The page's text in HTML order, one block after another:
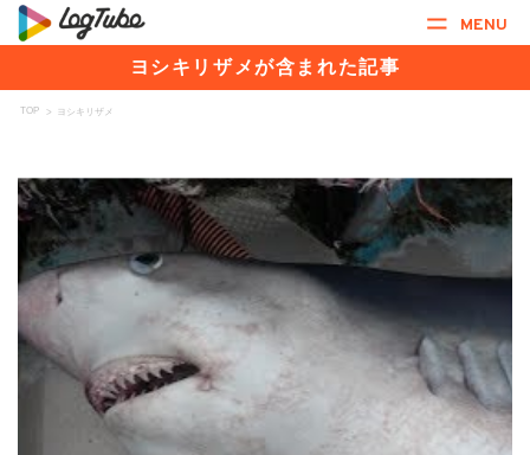
MENU
ヨシキリザメが含まれた記事
TOP > ヨシキリザメ